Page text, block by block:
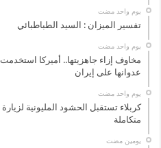
‏يوم واحد مضت
تفسير الميزان : السيد الطباطبائي
‏يوم واحد مضت
مخاوف إزاء جاهزيتها.. أميركا
عدوانها على إيران
‏يوم واحد مضت
كربلاء تستقبل الحشود المليونية
متكاملة
‏يومين مضت